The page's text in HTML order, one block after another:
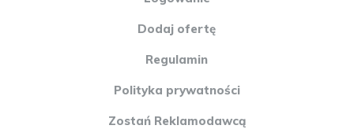
Dodaj ofertę
Regulamin
Polityka prywatności
Zostań Reklamodawcą